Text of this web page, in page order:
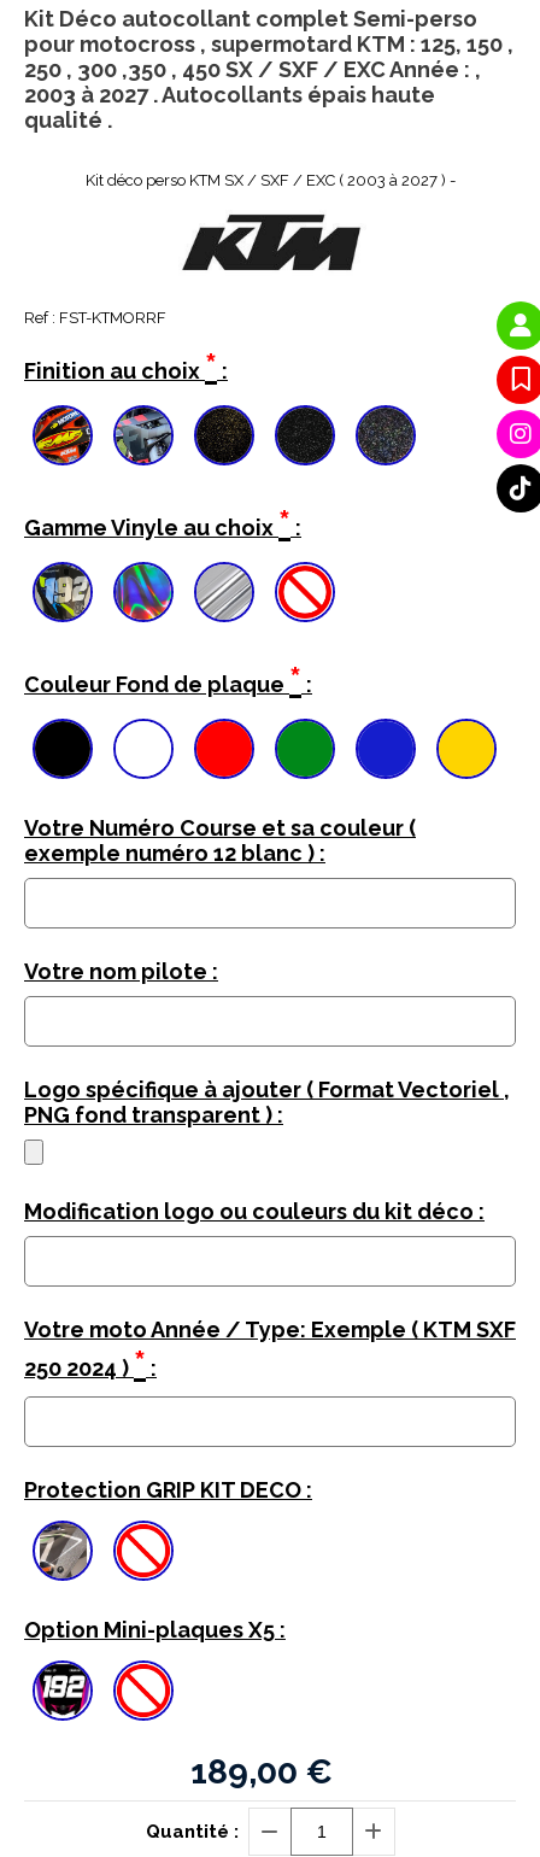
Kit déco perso KTM SX / SXF / EXC ( 2003 à 2027 ) -
Ref : FST-KTMORRF
Finition au choix * :
Gamme Vinyle au choix * :
Couleur Fond de plaque * :
Votre Numéro Course et sa couleur (
exemple numéro 12 blanc ) :
Votre nom pilote :
Logo spécifique à ajouter ( Format Vectoriel ,
PNG fond transparent ) :
Modification logo ou couleurs du kit déco :
Votre moto Année / Type: Exemple ( KTM SXF
250 2024 ) * :
Protection GRIP KIT DECO :
Option Mini-plaques X5 :
189,00 €
Quantité :
Kit Déco autocollant complet Semi-perso
pour motocross , supermotard KTM : 125, 150 ,
250 , 300 ,350 , 450 SX / SXF / EXC Année : ,
2003 à 2027 . Autocollants épais haute
qualité .